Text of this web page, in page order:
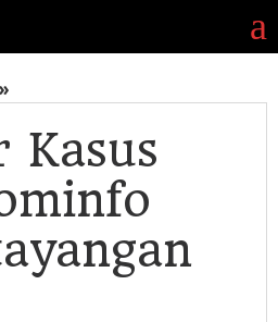
»
Bakti
Kominfo
Bergentayangan
di
Balik
Lemahnya
Kasus